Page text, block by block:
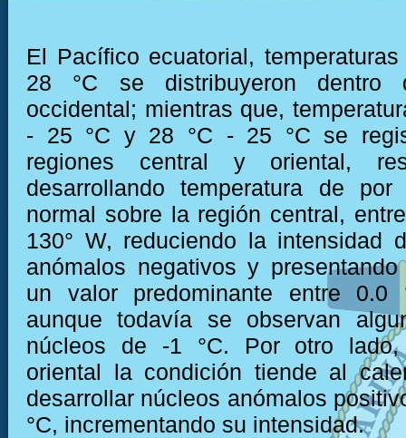
El Pacífico ecuatorial,
28 °C se distribuyeron dentro
occidental; mientras que,
- 25 °C y 28 °C - 25 °C se
regiones central y oriental,
desarrollando temperatura de
normal sobre la región central,
130° W, reduciendo la intensidad
anómalos negativos y
un valor predominante entre
aunque todavía se observan
núcleos de -1 °C. Por otro
oriental la condición tiende al
desarrollar núcleos anómalos
°C, incrementando su intensidad.